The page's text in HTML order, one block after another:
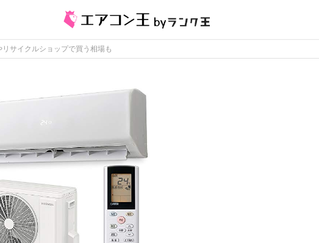
サイクルショップで買う相場も